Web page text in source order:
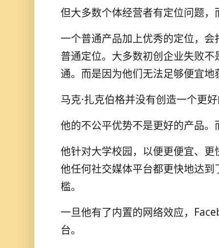
但大多数个体经营者有定位问题，
一个普通产品加上优秀的定位，
普通定位。大多数初创企业失败
通。而是因为他们无法足够便宜地
马克·扎克伯格并没有创造一个更
他的不公平优势不是更好的产品
他针对大学校园，以便更便宜、
他任何社交媒体平台都更快地达
槛。
一旦他有了内置的网络效应，
台。